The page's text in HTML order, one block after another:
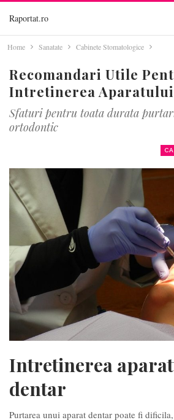
Raportat.ro
Home Sanatate Cabinete Stomatologice
Recomandari Utile
Intretinerea
Sfaturi pentru toata durata
ortodontic
Intretinerea
dentar
Purtarea unui aparat dentar poate fi